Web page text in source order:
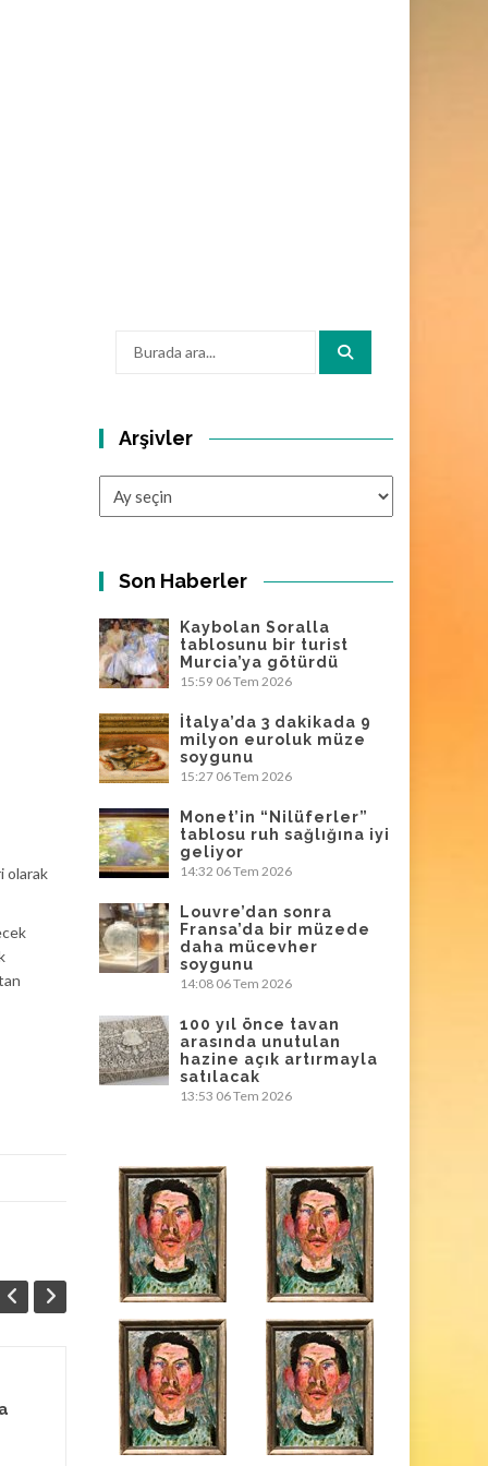
olarak
06
TEM
100 yıl önce tavan
arasında unutulan
hazine açık
Arşivler
Son Haberler
Kaybolan Soralla
tablosunu bir turist
Murcia’ya götürdü
15:59 06 Tem 2026
İtalya’da 3 dakikada 9
milyon euroluk müze
soygunu
15:27 06 Tem 2026
Monet’in “Nilüferler”
tablosu ruh sağlığına iyi
geliyor
14:32 06 Tem 2026
Louvre’dan sonra
Fransa’da bir müzede
daha mücevher
soygunu
14:08 06 Tem 2026
100 yıl önce tavan
arasında unutulan
hazine açık artırmayla
satılacak
13:53 06 Tem 2026